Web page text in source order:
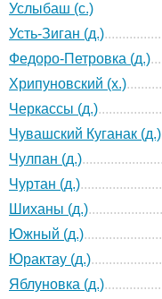
Услыбаш (с.)
Усть-Зиган (д.)
Федоро-Петровка (д.)
Хрипуновский (х.)
Черкассы (д.)
Чувашский Куганак (д.)
Чулпан (д.)
Чуртан (д.)
Шиханы (д.)
Южный (д.)
Юрактау (д.)
Яблуновка (д.)